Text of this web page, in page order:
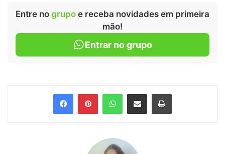
Entre no grupo e receba novidades em primeira
mão!
Entrar no grupo
FacebookPinterestWhatsApp
Compartilhar via e-mail Imprimir